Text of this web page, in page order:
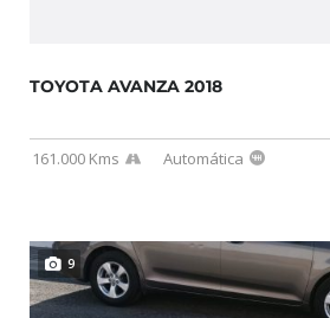
TOYOTA AVANZA 2018
161.000 Kms Automática
9